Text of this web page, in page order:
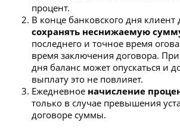
процент.
В конце банковского дня клиент
сохранять неснижаемую
последнего и точное время
время заключения договора.
дня баланс может опускаться и
выплату это не повлияет.
Ежедневное начисление
только в случае превышения
договоре суммы.